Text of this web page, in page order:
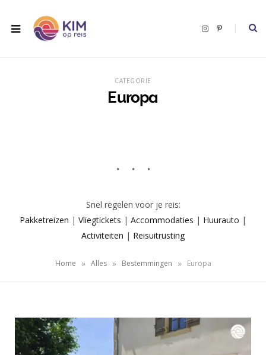
I
P
CATEGORIE
Europa
Snel regelen voor je reis:
Pakketreizen | Vliegtickets | Accommodaties | Huurauto |
Activiteiten | Reisuitrusting
Home » Alles » Bestemmingen » Europa